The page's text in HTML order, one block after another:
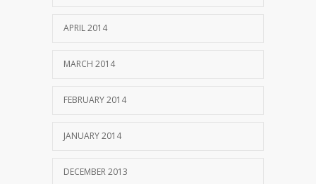
APRIL 2014
MARCH 2014
FEBRUARY 2014
JANUARY 2014
DECEMBER 2013